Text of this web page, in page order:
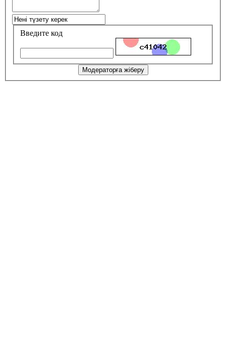
Введите код
Модераторға жіберу